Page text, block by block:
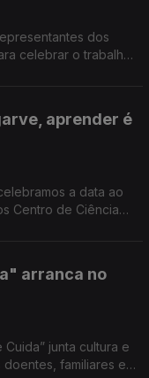
dos
celebrar o trabalho
aprender é
a data ao
Centro de Ciência
arranca no
Cuida” junta cultura e
familiares e